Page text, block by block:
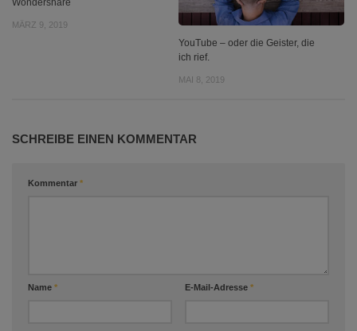
Wondershare
MÄRZ 9, 2019
YouTube – oder die Geister, die
ich rief.
MAI 8, 2019
SCHREIBE EINEN KOMMENTAR
Kommentar *
Name * E-Mail-Adresse *